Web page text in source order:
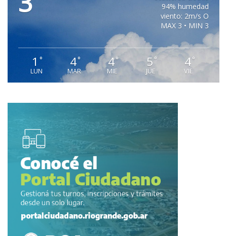
94% humedad
viento: 2m/s O
MAX 3 • MIN 3
1 °
LUN
4°
MAR
4°
MIE
5 °
JUE
4°
VIE